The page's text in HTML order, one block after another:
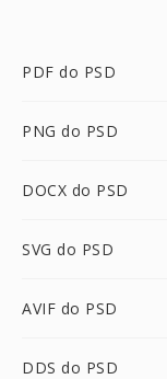
PDF do PSD
PNG do PSD
DOCX do PSD
SVG do PSD
AVIF do PSD
DDS do PSD